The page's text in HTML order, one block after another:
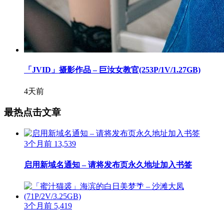
「JVID」摄影作品 – 巨汝女教官(253P/1V/1.27GB)
4天前
最热点击文章
3个月前 13,539
启用新域名通知 – 请将发布页永久地址加入书签
3个月前 5,419